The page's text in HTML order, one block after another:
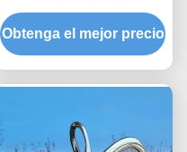
Escultura de fuente de
jardín al aire libre
personalizable para
comerciales
Obtenga el mejor precio